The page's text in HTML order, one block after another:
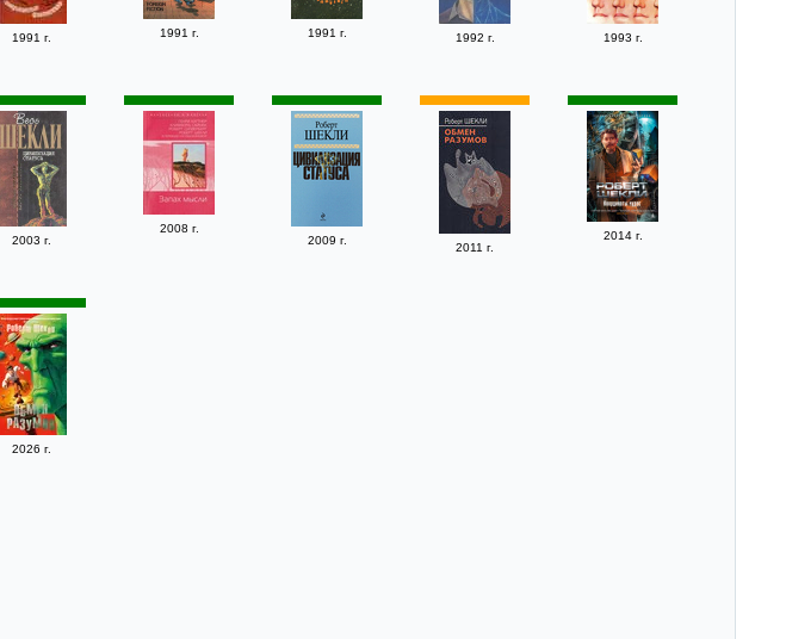
1991 г. 1991 г. 1991 г. 1992 г. 1993 г.
2003 г.
2008 г.
2009 г.
2011 г.
2014 г.
2026 г.